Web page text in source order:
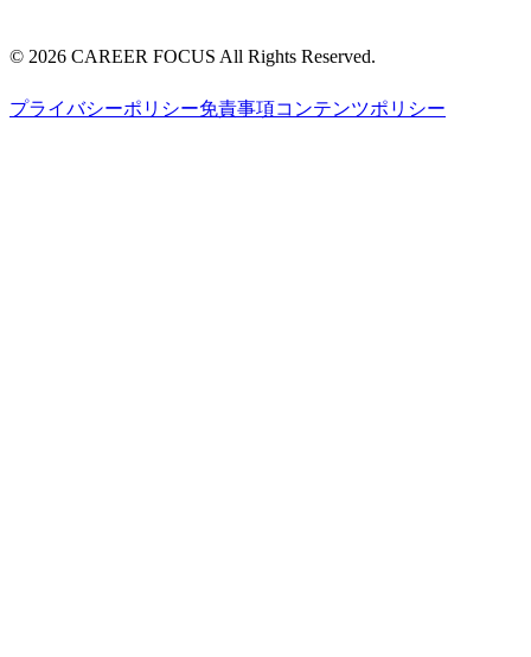
© 2026 CAREER FOCUS All Rights Reserved.
プライバシーポリシー免責事項コンテンツポリシー